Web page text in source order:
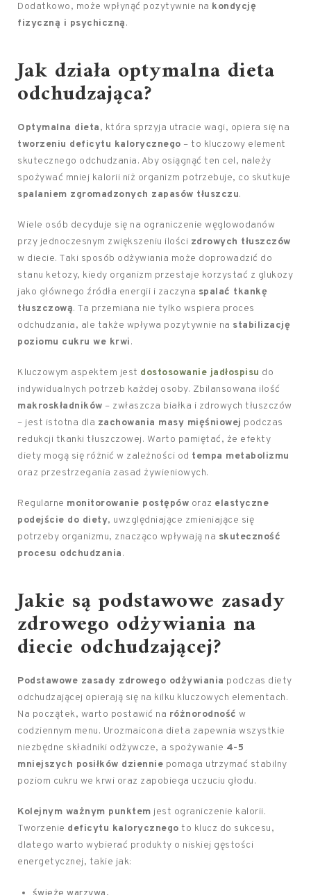
Dodatkowo, może wpłynąć pozytywnie na kondycję
fizyczną i psychiczną.
Jak działa optymalna dieta
odchudzająca?
Optymalna dieta, która sprzyja utracie wagi, opiera się na
tworzeniu deficytu kalorycznego – to kluczowy element
skutecznego odchudzania. Aby osiągnąć ten cel, należy
spożywać mniej kalorii niż organizm potrzebuje, co skutkuje
spalaniem zgromadzonych zapasów tłuszczu.
Wiele osób decyduje się na ograniczenie węglowodanów
przy jednoczesnym zwiększeniu ilości zdrowych tłuszczów
w diecie. Taki sposób odżywiania może doprowadzić do
stanu ketozy, kiedy organizm przestaje korzystać z glukozy
jako głównego źródła energii i zaczyna spalać tkankę
tłuszczową. Ta przemiana nie tylko wspiera proces
odchudzania, ale także wpływa pozytywnie na stabilizację
poziomu cukru we krwi.
Kluczowym aspektem jest dostosowanie jadłospisu do
indywidualnych potrzeb każdej osoby. Zbilansowana ilość
makroskładników – zwłaszcza białka i zdrowych tłuszczów
– jest istotna dla zachowania masy mięśniowej podczas
redukcji tkanki tłuszczowej. Warto pamiętać, że efekty
diety mogą się różnić w zależności od tempa metabolizmu
oraz przestrzegania zasad żywieniowych.
Regularne monitorowanie postępów oraz elastyczne
podejście do diety, uwzględniające zmieniające się
potrzeby organizmu, znacząco wpływają na skuteczność
procesu odchudzania.
Jakie są podstawowe zasady
zdrowego odżywiania na
diecie odchudzającej?
Podstawowe zasady zdrowego odżywiania podczas diety
odchudzającej opierają się na kilku kluczowych elementach.
Na początek, warto postawić na różnorodność w
codziennym menu. Urozmaicona dieta zapewnia wszystkie
niezbędne składniki odżywcze, a spożywanie 4-5
mniejszych posiłków dziennie pomaga utrzymać stabilny
poziom cukru we krwi oraz zapobiega uczuciu głodu.
Kolejnym ważnym punktem jest ograniczenie kalorii.
Tworzenie deficytu kalorycznego to klucz do sukcesu,
dlatego warto wybierać produkty o niskiej gęstości
energetycznej, takie jak: